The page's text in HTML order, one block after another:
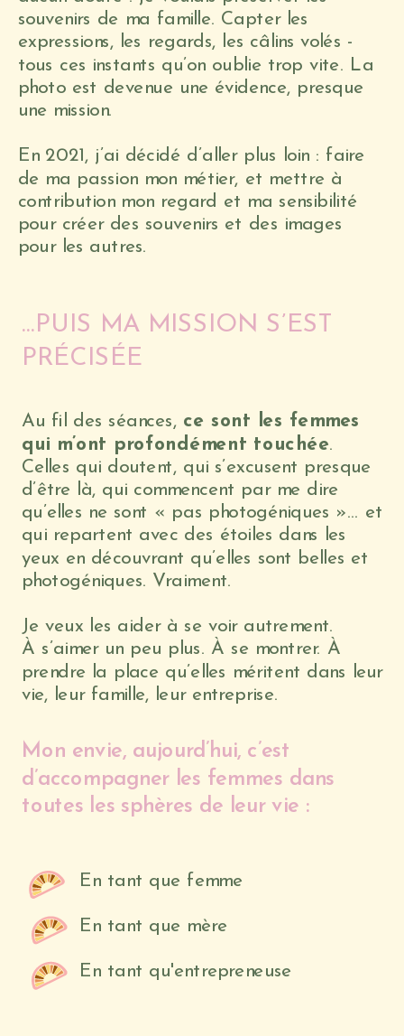
souvenirs de ma famille. Capter les
expressions, les regards, les câlins volés -
tous ces instants qu’on oublie trop vite. La
photo est devenue une évidence, presque
une mission.
En 2021, j’ai décidé d’aller plus loin : faire
de ma passion mon métier, et mettre à
contribution mon regard et ma sensibilité
pour créer des souvenirs et des images
pour les autres.
Au fil des séances, ce sont les femmes
qui m’ont profondément touchée.
Celles qui doutent, qui s’excusent presque
d’être là, qui commencent par me dire
qu’elles ne sont « pas photogéniques »... et
qui repartent avec des étoiles dans les
yeux en découvrant qu’elles sont belles et
photogéniques. Vraiment.
Je veux les aider à se voir autrement.
À s’aimer un peu plus. À se montrer. À
prendre la place qu’elles méritent dans leur
vie, leur famille, leur entreprise.
…PUIS MA MISSION S’EST
PRÉCISÉE
Mon envie, aujourd’hui, c’est
d’accompagner les femmes dans
toutes les sphères de leur vie :
En tant qu'entrepreneuse
En tant que femme
En tant que mère